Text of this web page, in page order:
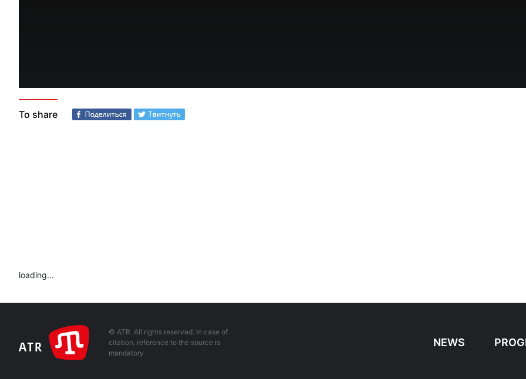
To share
loading...
© ATR. All rights reserved. In case of
citation, reference to the source is
mandatory
NEWS